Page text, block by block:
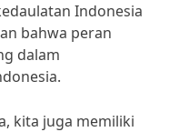
Indonesia
bahwa peran
dalam
kita juga memiliki